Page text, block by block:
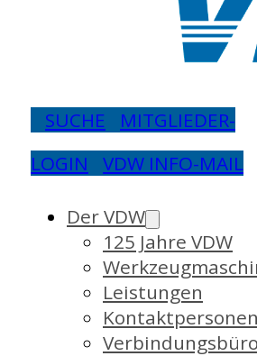
SUCHE
MITGLIEDER-
LOGIN
VDW INFO-MAIL
Der VDW
125 Jahre VDW
Leistungen
Kontaktpersonen